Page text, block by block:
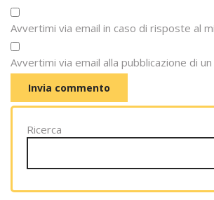
Avvertimi via email in caso di risposte al
Avvertimi via email alla pubblicazione di
Ricerca